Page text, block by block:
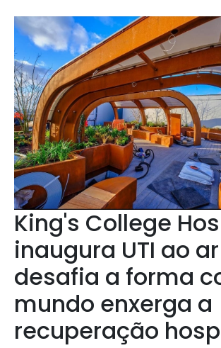
King's College
inaugura UTI ao
desafia a forma
mundo enxerga a
recuperação